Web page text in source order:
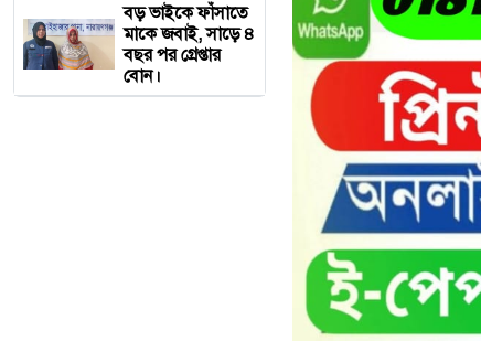
বড় ভাইকে ফাঁসাতে
মাকে জবাই, সাড়ে ৪
বছর পর গ্রেপ্তার
বোন।